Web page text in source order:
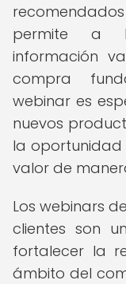
permite a
información
compra
webinar es
nuevos
la
valor de
Los webinars
clientes son
fortalecer la
ámbito del